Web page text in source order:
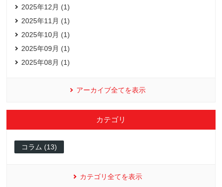
2025年12月 (1)
2025年11月 (1)
2025年10月 (1)
2025年09月 (1)
2025年08月 (1)
アーカイブ全てを表示
カテゴリ
コラム (13)
カテゴリ全てを表示